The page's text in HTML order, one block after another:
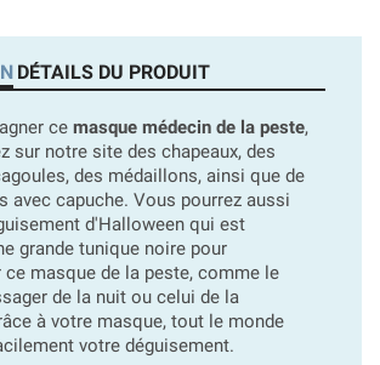
DÉTAILS DU PRODUIT
ce masque médecin de la peste,
sur notre site des chapeaux, des
des médaillons, ainsi que de
avec capuche. Vous pourrez aussi
d'Halloween qui est
grande tunique noire pour
ce masque de la peste, comme le
de la nuit ou celui de la
à votre masque, tout le monde
votre déguisement.